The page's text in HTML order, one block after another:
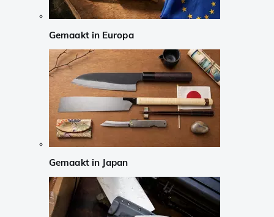
Gemaakt in Europa
Gemaakt in Japan